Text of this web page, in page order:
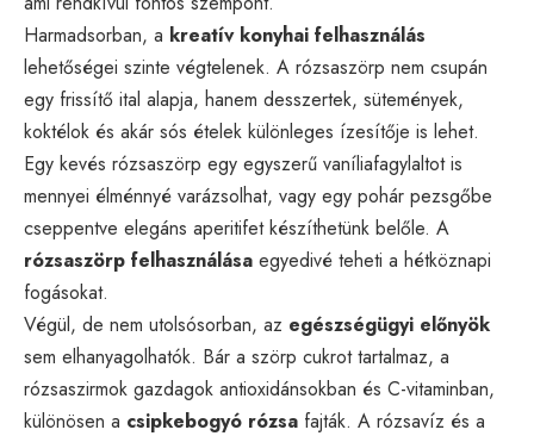
Harmadsorban, a kreatív konyhai felhasználás
lehetőségei szinte végtelenek. A rózsaszörp nem csupán
egy frissítő ital alapja, hanem desszertek, sütemények,
koktélok és akár sós ételek különleges ízesítője is lehet.
Egy kevés rózsaszörp egy egyszerű vaníliafagylaltot is
mennyei élménnyé varázsolhat, vagy egy pohár pezsgőbe
cseppentve elegáns aperitifet készíthetünk belőle. A
rózsaszörp felhasználása egyedivé teheti a hétköznapi
fogásokat.
Végül, de nem utolsósorban, az egészségügyi előnyök
sem elhanyagolhatók. Bár a szörp cukrot tartalmaz, a
rózsaszirmok gazdagok antioxidánsokban és C-vitaminban,
különösen a csipkebogyó rózsa fajták. A rózsavíz és a